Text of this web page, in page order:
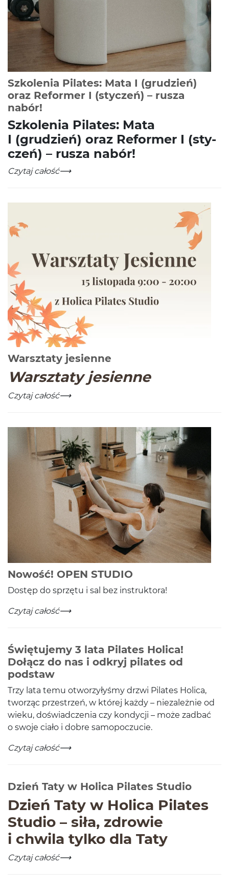
Szkolenia Pilates: Mata I (grudzień)
oraz Reformer I (styczeń) – rusza
nabór!
Szkole­nia Pilates: Mata
I (grudzień) oraz Reformer I (sty­
czeń) – rusza nabór!
Szkolenia Pilates: Mata I (grudzień) oraz Reformer I
-Czytaj całość
Warsztaty jesienne
Warsz­taty jesienne
Warsztaty jesienne
-Czytaj całość
Nowość! OPEN STUDIO
Dostęp do sprzętu i sal bez instruktora!
Nowość! OPEN STUDIO
-Czytaj całość
Świętujemy 3 lata Pilates Holica!
Dołącz do nas i odkryj pilates od
podstaw-Czytaj całość
Trzy lata temu otworzyłyśmy drzwi Pilates Holica,
tworząc przestrzeń, w której każdy – nieza­leżnie od
wieku, doświad­czenia czy kondy­cji – może zad­bać
o swoje ciało i dobre samopoczucie.
Świętujemy 3 lata Pilates Holica! Dołącz do nas i
-Czytaj całość
Dzień Taty w Holica Pilates Studio-Czytaj
Dzień Taty w Holica Pilates
Stu­dio – siła, zdrowie
i chwila tylko dla Taty
Dzień Taty w Holica Pilates Studio
-Czytaj całość